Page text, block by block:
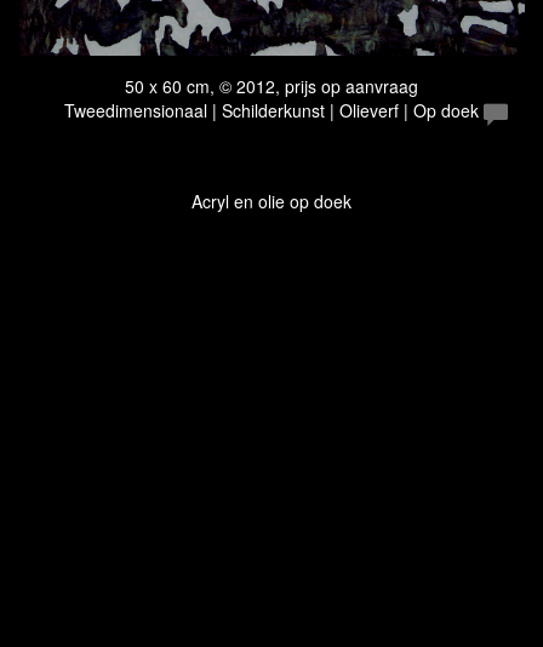
50 x 60 cm, © 2012, prijs op aanvraag
Tweedimensionaal | Schilderkunst | Olieverf | Op doek
Acryl en olie op doek